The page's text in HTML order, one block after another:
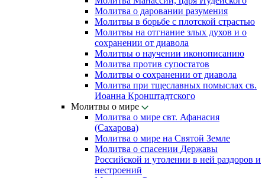
Молитва о даровании разумения
Молитвы в борьбе с плотской страстью
Молитвы на отгнание злых духов и о
сохранении от диавола
Молитвы о научении иконописанию
Молитва против супостатов
Молитвы о сохранении от диавола
Молитва при тщеславных помыслах св.
Иоанна Кронштадтского
Молитвы о мире
Молитва о мире свт. Афанасия
(Сахарова)
Молитва о мире на Святой Земле
Молитва о спасении Державы
Российской и утолении в ней раздоров и
нестроений